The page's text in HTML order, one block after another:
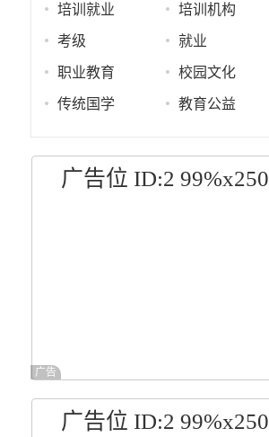
培训就业 培训机构
考级 就业
职业教育 校园文化
传统国学 教育公益
广告位 ID:2 99%x250
广告
广告位 ID:2 99%x250